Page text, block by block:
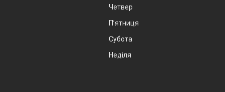
Четвер
Пʼятниця
Субота
Неділя